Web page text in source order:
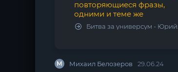
повторяющиеся фразы,
одними и теме же
Битва за универсум - Юрий Тарарев, Александр Тарарев
М Михаил Белозеров 29.06.24